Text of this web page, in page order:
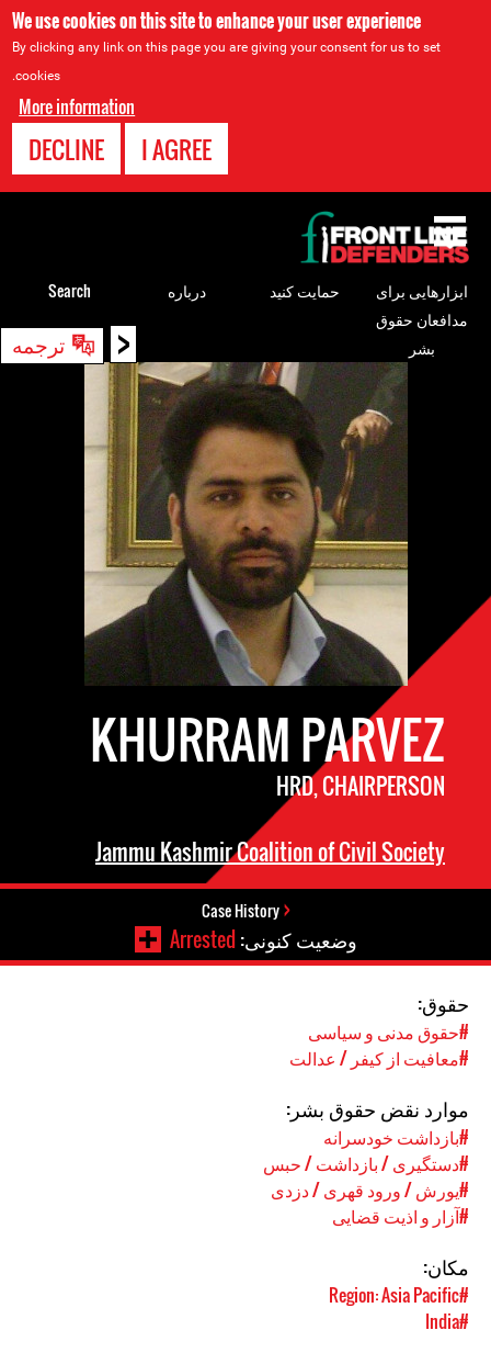
We use cookies on this site to enhance your user experience
By clicking any link on this page you are giving your consent for us to set
cookies.
More information
I AGREE
DECLINE
< ترجمه
Back
KHURRAM PARVEZ
HRD, CHAIRPERSON
Jammu Kashmir Coalition of Civil Society
Case History
وضعیت کنونی:Arrested
حقوق:
#حقوق مدنی و سیاسی
#معافیت از کیفر / عدالت
موارد نقض حقوق بشر:
#بازداشت خودسرانه
#دستگیری / بازداشت / حبس
#یورش / ورود قهری / دزدی
#آزار و اذیت قضایی
مکان:
#Region: Asia Pacific
#India
to
top
ابزارهایی برای
مدافعان حقوق
بشر
حمایت کنید درباره Search